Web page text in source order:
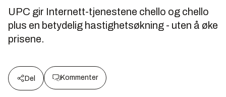
UPC gir Internett-tjenestene chello og chello
plus en betydelig hastighetsøkning - uten å øke
prisene.
Del Kommenter